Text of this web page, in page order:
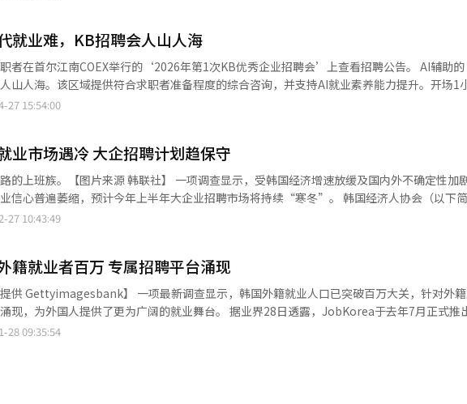
资格证书的缺乏情况。随后，AI会推荐电气系统课程等职业培训和电气工程师等资格证书，
服务支持其就业。 以往的公共就业服务主要是求职者主动搜索信息和申请咨询。但随着AI服务的
将分析求职者的经历、能力和希望的职业，提出所需的准备过程。 招聘企业将获得关于招聘条件和招聘公
反馈。系统会分析影响求职者申请的因素，如薪资、工作形式和职位描述，并提出调整建议
公告。 企业只需输入关键词，AI便会生成招聘公告草稿，并提出提升招聘可能性的补充建
龄歧视、低于最低工资等法律违规情况。招聘公告的验证直接关系到求职者的保护，因此可
行为，提高公共就业平台的可信度。 就业劳动部计划通过为期两个月的试运行，优化用户便利性和AI
，并于8月正式运营。此外，8月将提供就业活动计划的制定支持，12月将持续提升简历和自
，成为智能的就业和招聘伙伴。”※ 本报道经人工智能（AI）系统翻译与编辑。
就业难，KB招聘会人山人海
在首尔江南COEX举行的‘2026年第1次KB优秀企业招聘会’上查看招聘公告。 AI辅助的‘职业解决方案
山人海。该区域提供符合求职者准备程度的综合咨询，并支持AI就业素养能力提升。开场1
的19岁金某表示：“我对机器人领域很感兴趣，咨询师详细地为我提供
员工，将给予每人100万韩元的招聘补贴，年最高可达1000万韩元。 国民银行行长李焕柱表示：“希望这
成为青年求职者展示能力的‘挑战与机遇之地’。我们将继续通过KB优秀企业和多样的社
民的终身金融伙伴。”※ 本报道经人工智能（AI）系统翻译与编辑。
27 15:54:00
业市场遇冷 大企招聘计划趋保守
图片来源 韩联社】 一项调查显示，受韩国经济增速放缓及国内外不确定性加剧等多重因素影
心普遍萎缩，预计今年上半年大企业招聘市场将持续“寒冬”。 韩国经济人协会（以下简称“韩经协”）
500强企业进行《2025年上半年大学毕业生新雇佣计划》问卷调查，并于27日发布的结果显
在有招聘计划的企业中，59.2%的企业表示将维持去年招聘规模，28.6%的企业计划
仅有12.2%的企业表示将扩大招聘。 针对不招聘新员工或不增加招聘规模的原因，51.5%的受访企业
了应对国内外不确定性和企业经营紧缩及收益性恶化”，其他主要原因包括全球经济萧条
济环境恶化（11.8%），以及应对经营环境变化及结构调整困难（8.8%）等。而在计划扩大
受访企业将“确保未来人才储备”列为首要考量因素。 从行业分布来看，建筑业中75%的企业表示没有
27 10:43:49
籍就业者百万 专属招聘平台涌现
】 ‌一项最新调查显示，韩国外籍就业人口已突破百万大关，针对外籍人才的招聘平台
国人提供了更为广阔的就业舞台。 据业界28日透露，JobKorea于去年7月正式推出了专为外籍人
招聘信息服务平台“Klick”。该平台旨在精准匹配外籍求职者与招聘企业，通过提供韩语、
28 09:35:54